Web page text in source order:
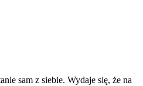
sam z siebie. Wydaje się, że na